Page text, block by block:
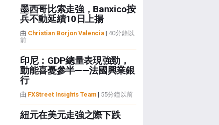
墨西哥比索走強，Banxico按
兵不動延續10日上揚
由 Christian Borjon Valencia| 40分鐘以
前
印尼：GDP總量表現強勁，
動能喜憂參半——法國興業銀
行
由 FXStreet Insights Team| 55分鐘以前
紐元在美元走強之際下跌